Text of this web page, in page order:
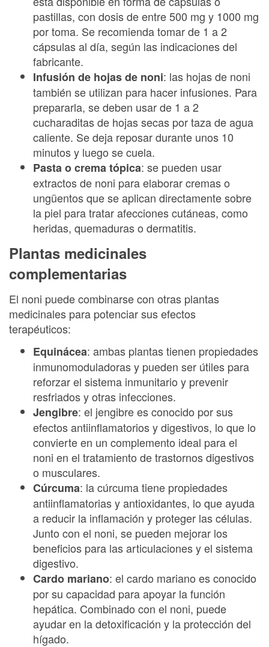
pastillas, con dosis de entre 500 mg y 1000 mg
por toma. Se recomienda tomar de 1 a 2
cápsulas al día, según las indicaciones del
fabricante.
Infusión de hojas de noni: las hojas de noni
también se utilizan para hacer infusiones. Para
prepararla, se deben usar de 1 a 2
cucharaditas de hojas secas por taza de agua
caliente. Se deja reposar durante unos 10
minutos y luego se cuela.
Pasta o crema tópica: se pueden usar
extractos de noni para elaborar cremas o
ungüentos que se aplican directamente sobre
la piel para tratar afecciones cutáneas, como
heridas, quemaduras o dermatitis.
Plantas medicinales
complementarias
El noni puede combinarse con otras plantas
medicinales para potenciar sus efectos
terapéuticos:
Equinácea: ambas plantas tienen propiedades
inmunomoduladoras y pueden ser útiles para
reforzar el sistema inmunitario y prevenir
resfriados y otras infecciones.
Jengibre: el jengibre es conocido por sus
efectos antiinflamatorios y digestivos, lo que lo
convierte en un complemento ideal para el
noni en el tratamiento de trastornos digestivos
o musculares.
Cúrcuma: la cúrcuma tiene propiedades
antiinflamatorias y antioxidantes, lo que ayuda
a reducir la inflamación y proteger las células.
Junto con el noni, se pueden mejorar los
beneficios para las articulaciones y el sistema
digestivo.
Cardo mariano: el cardo mariano es conocido
por su capacidad para apoyar la función
hepática. Combinado con el noni, puede
ayudar en la detoxificación y la protección del
hígado.